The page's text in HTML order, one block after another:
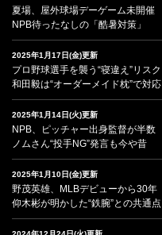
夏場、屋外球場デーゲーム未開催
NPB待ったなしの「酷暑対策」
2025年1月17日(金)更新
プロ野球選手を襲う“寝違え”リスク
和田毅は“オーダーメイド枕”で対応
2025年1月14日(火)更新
NPB、ピッチャー出身監督が半数
ノムさん“投手NG”発言も今や昔
2025年1月10日(金)更新
野茂英雄、MLBデビューから30年
仰木彬が明かした“鉄腕”との共通点